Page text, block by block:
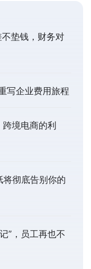
垫钱，财务对
写企业费用旅程
境电商的利
彻底告别你的
”，员工再也不